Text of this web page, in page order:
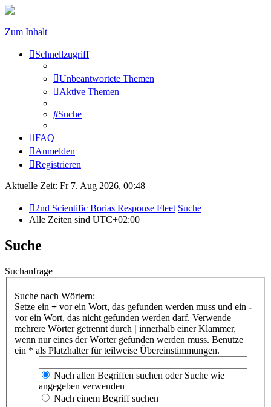
Zum Inhalt
Schnellzugriff
Unbeantwortete Themen
Aktive Themen
Suche
FAQ
Anmelden
Registrieren
Aktuelle Zeit: Fr 7. Aug 2026, 00:48
2nd Scientific Borias Response Fleet Suche
Alle Zeiten sind UTC+02:00
Suche
Suchanfrage
Suche nach Wörtern:
Setze ein + vor ein Wort, das gefunden werden muss und ein -
vor ein Wort, das nicht gefunden werden darf. Verwende
mehrere Wörter getrennt durch | innerhalb einer Klammer,
wenn nur eines der Wörter gefunden werden muss. Benutze
ein * als Platzhalter für teilweise Übereinstimmungen.
Nach allen Begriffen suchen oder Suche wie
angegeben verwenden
Nach einem Begriff suchen